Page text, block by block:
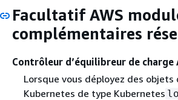
Facultatif AWS
complémentaires
Contrôleur d’équilibreur de charge
Lorsque vous déployez des objets
Kubernetes de type Kubernetes